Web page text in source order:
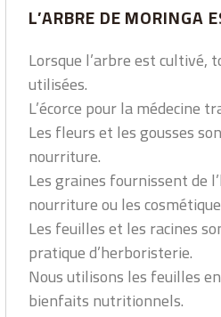
L’ARBRE DE MORINGA
Lorsque l’arbre est cultivé,
utilisées.
L’écorce pour la médecine
Les fleurs et les gousses
nourriture.
Les graines fournissent de
nourriture ou les
Les feuilles et les racines
pratique d’herboristerie.
Nous utilisons les feuilles
bienfaits nutritionnels.